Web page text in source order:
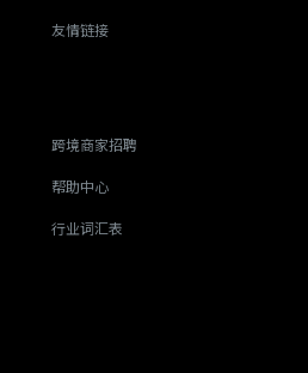
友情链接
跨境商家招聘
帮助中心
行业词汇表